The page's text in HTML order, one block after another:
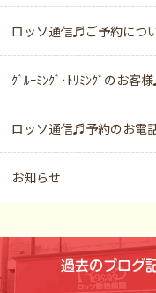
ロッソ通信♬ご予約につ
ｸﾞﾙｰﾐﾝｸﾞ･ﾄﾘﾐﾝｸﾞのお客
ロッソ通信♬予約のお電
お知らせ